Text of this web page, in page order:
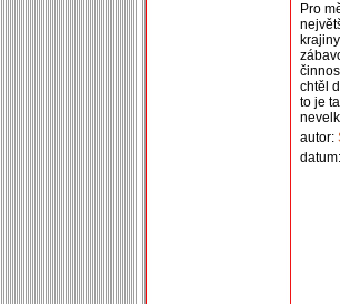
Pro
chtěl
to je
autor: